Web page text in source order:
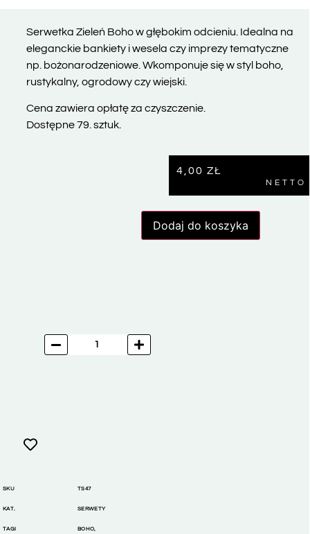
Serwetka Zieleń Boho w głębokim odcieniu. Idealna na
eleganckie bankiety i wesela czy imprezy tematyczne
np. bożonarodzeniowe. Wkomponuje się w styl boho,
rustykalny, ogrodowy czy wiejski.
Cena zawiera opłatę za czyszczenie.
Dostępne 79. sztuk.
4,00 ZŁ
NETTO
Dodaj do koszyka
SKU TS47
KAT. SERWETY
TAGI BOHO,